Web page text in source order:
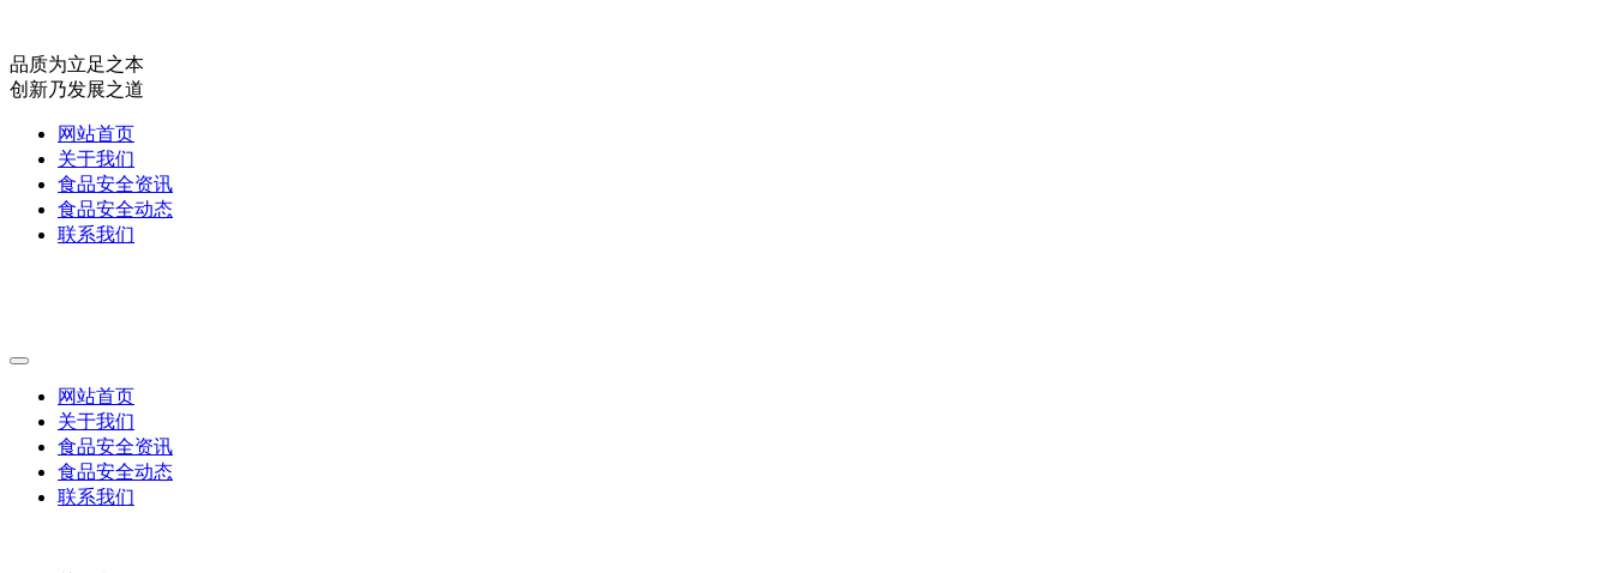
品质为立足之本
创新乃发展之道
网站首页
关于我们
食品安全资讯
食品安全动态
联系我们
网站首页
关于我们
食品安全资讯
食品安全动态
联系我们